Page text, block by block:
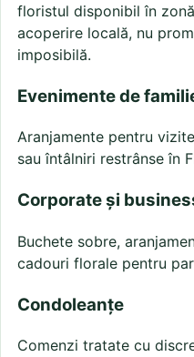
floristul disponibil în
acoperire locală, nu
imposibilă.
Evenimente de
Aranjamente pentru
sau întâlniri restrânse în
Corporate și
Buchete sobre,
cadouri florale pentru
Condoleanțe
Comenzi tratate cu